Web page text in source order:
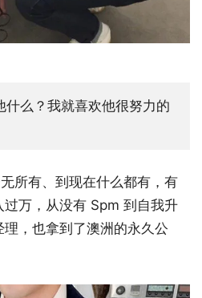
什么？我就喜欢他很努力的
所有、到现在什么都有，有
过万，从没有 Spm 到自我升
，也拿到了澳洲的永久公